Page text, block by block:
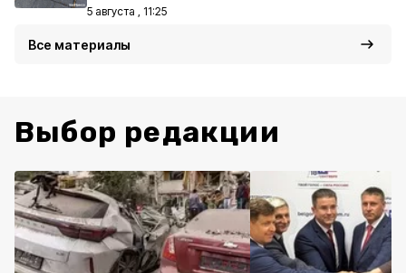
5 августа , 11:25
Все материалы
Выбор редакции